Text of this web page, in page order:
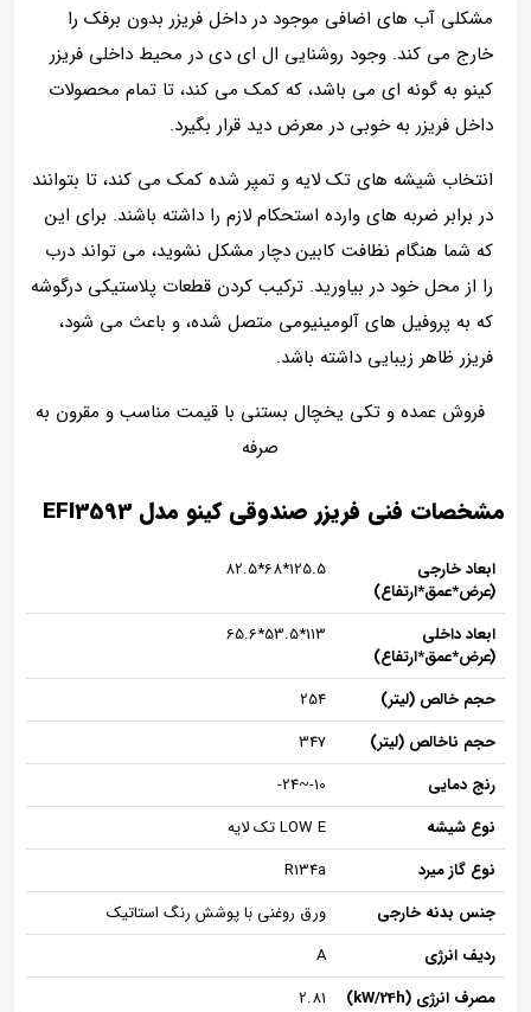
مشکلی آب های اضافی موجود در داخل فریزر بدون برفک را
خارج می کند. وجود روشنایی ال ای دی در محیط داخلی فریزر
کینو به گونه ای می باشد، که کمک می کند، تا تمام محصولات
داخل فریزر به خوبی در معرض دید قرار بگیرد.
انتخاب شیشه های تک لایه و تمپر شده کمک می کند، تا بتوانند
در برابر ضربه های وارده استحکام لازم را داشته باشند. برای این
که شما هنگام نظافت کابین دچار مشکل نشوید، می تواند درب
را از محل خود در بیاورید. ترکیب کردن قطعات پلاستیکی درگوشه
که به پروفیل های آلومینیومی متصل شده، و باعث می شود،
فریزر ظاهر زیبایی داشته باشد.
فروش عمده و تکی یخچال بستنی با قیمت مناسب و مقرون به
صرفه
مشخصات فنی فریزر صندوقی کینو مدل EFI3593
ابعاد خارجی
(عرض*عمق*ارتفاع)
125.5*68*82.5
ابعاد داخلی
(عرض*عمق*ارتفاع)
113*53.5*65.6
حجم خالص (لیتر)
254
حجم ناخالص (لیتر)
347
رنج دمایی
10-~24-
نوع شیشه
LOW E تک لایه
نوع گاز میرد
R134a
جنس بدنه خارجی
ورق روغنی با پوشش رنگ استاتیک
ردیف انرژی
A
مصرف انرژی (kW/24h)
2.81